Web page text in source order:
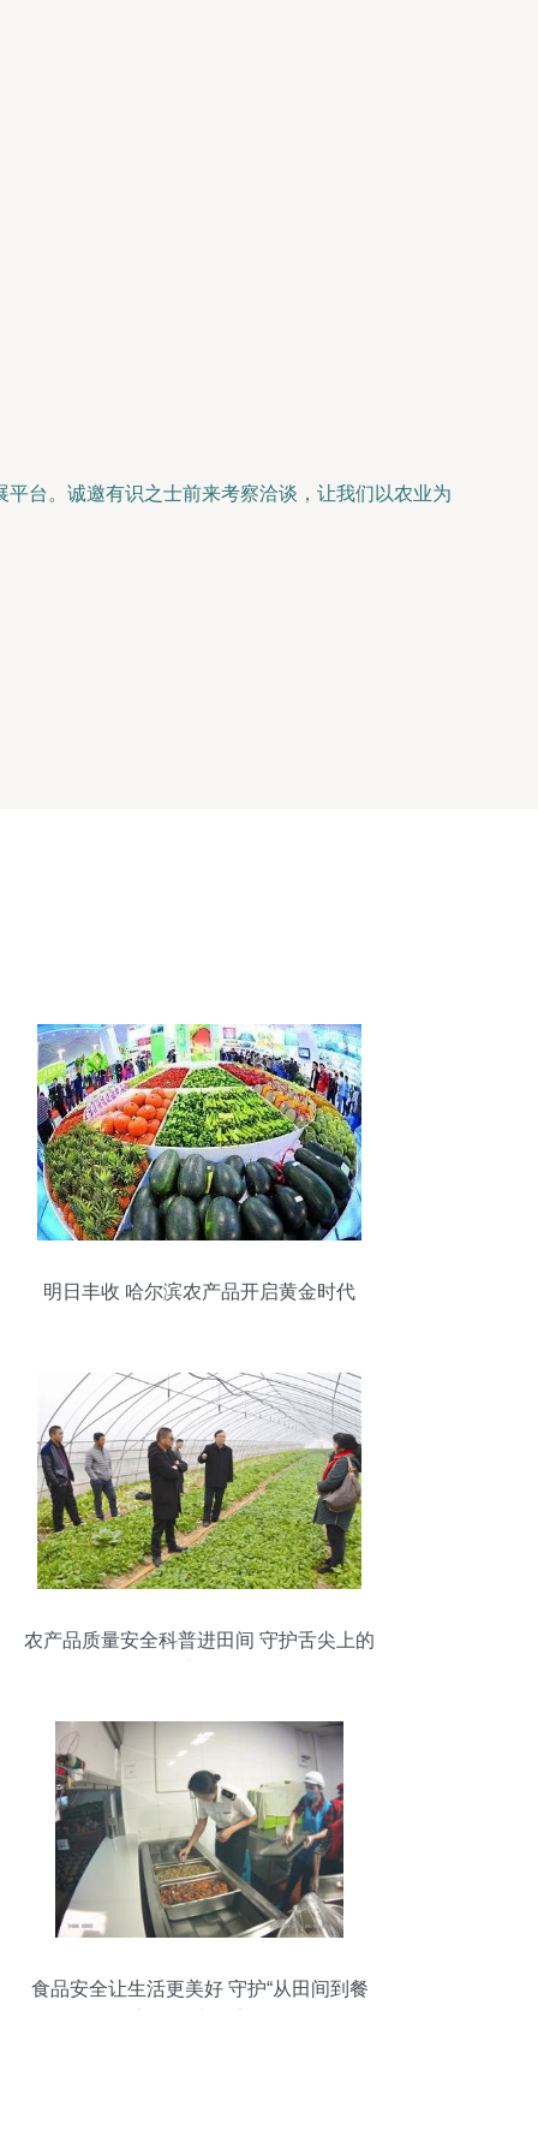
台。诚邀有识之士前来考察洽谈，让我们以农业为
明日丰收 哈尔滨农产品开启黄金时代
农产品质量安全科普进田间 守护舌尖上的
食品安全让生活更美好 守护“从田间到餐